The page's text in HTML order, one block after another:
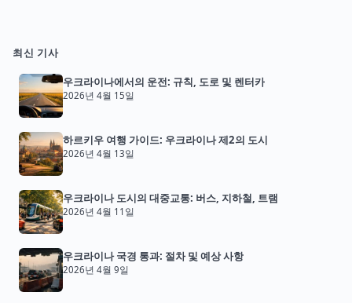
최신 기사
우크라이나에서의 운전: 규칙, 도로 및 렌터카
2026년 4월 15일
하르키우 여행 가이드: 우크라이나 제2의 도시
2026년 4월 13일
우크라이나 도시의 대중교통: 버스, 지하철, 트램
2026년 4월 11일
우크라이나 국경 통과: 절차 및 예상 사항
2026년 4월 9일